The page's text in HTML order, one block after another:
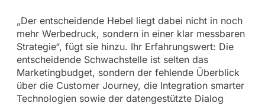
„Der entscheidende Hebel liegt dabei nicht in noch
mehr Werbedruck, sondern in einer klar messbaren
Strategie“, fügt sie hinzu. Ihr Erfahrungswert: Die
entscheidende Schwachstelle ist selten das
Marketingbudget, sondern der fehlende Überblick
über die Customer Journey, die Integration smarter
Technologien sowie der datengestützte Dialog